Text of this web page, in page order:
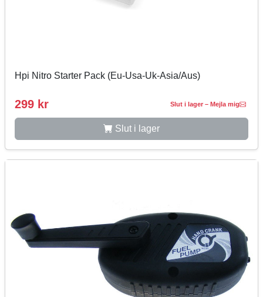
Hpi Nitro Starter Pack (Eu-Usa-Uk-Asia/Aus)
299 kr Slut i lager – Mejla mig
Slut i lager